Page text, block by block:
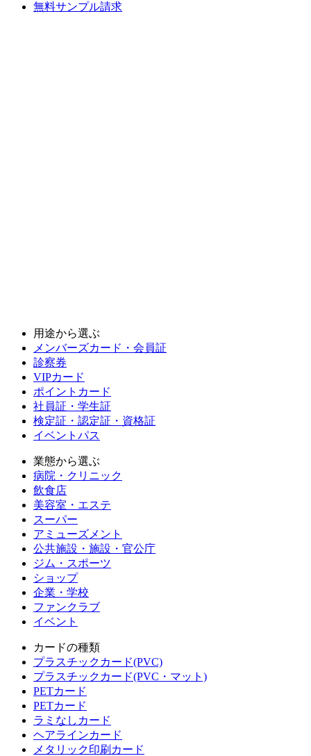
無料サンプル請求
用途から選ぶ
メンバーズカード・会員証
診察券
VIPカード
ポイントカード
社員証・学生証
検定証・認定証・資格証
イベントパス
業態から選ぶ
病院・クリニック
飲食店
美容室・エステ
スーパー
アミューズメント
公共施設・施設・官公庁
ジム・スポーツ
ショップ
企業・学校
ファンクラブ
イベント
カードの種類
プラスチックカード(PVC)
プラスチックカード(PVC・マット)
PETカード
PETカード
ラミなしカード
ヘアラインカード
メタリック印刷カード